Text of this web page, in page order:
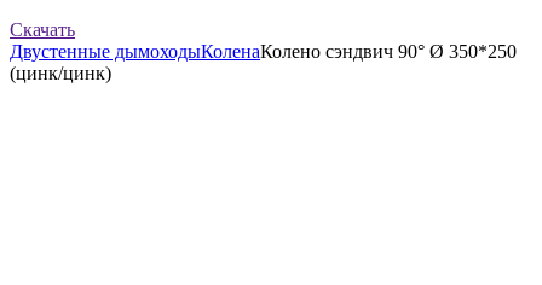
Скачать
Двустенные дымоходыКоленаКолено сэндвич 90° Ø 350*250
(цинк/цинк)